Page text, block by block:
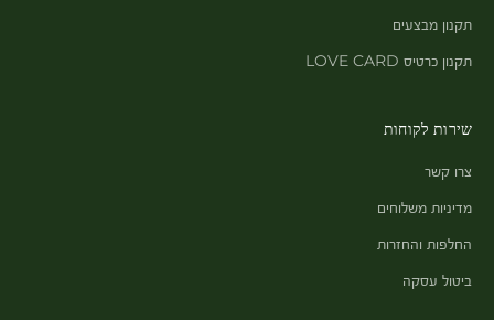
תקנון מבצעים
תקנון כרטיס LOVE CARD
שירות לקוחות
צרו קשר
מדיניות משלוחים
החלפות והחזרות
ביטול עסקה